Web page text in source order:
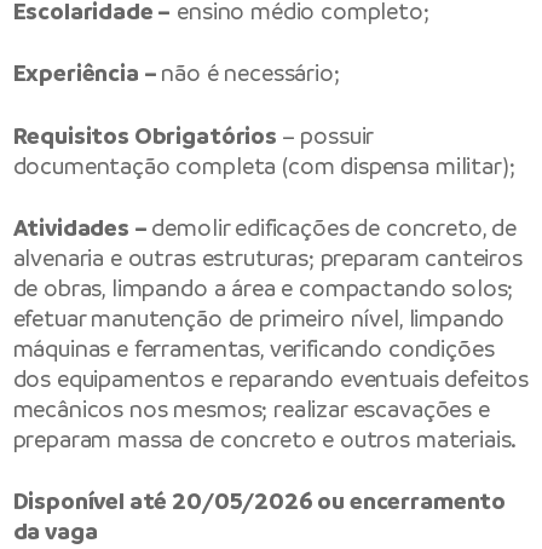
Escolaridade – ensino médio completo;
Experiência – não é necessário;
Requisitos Obrigatórios – possuir
documentação completa (com dispensa militar);
Atividades – demolir edificações de concreto, de
alvenaria e outras estruturas; preparam canteiros
de obras, limpando a área e compactando solos;
efetuar manutenção de primeiro nível, limpando
máquinas e ferramentas, verificando condições
dos equipamentos e reparando eventuais defeitos
mecânicos nos mesmos; realizar escavações e
preparam massa de concreto e outros materiais.
Disponível até 20/05/2026 ou encerramento
da vaga